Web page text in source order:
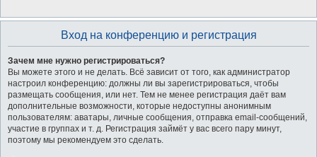
Вход на конференцию и регистрация
Зачем мне нужно регистрироваться?
Вы можете этого и не делать. Всё зависит от того, как администратор
настроил конференцию: должны ли вы зарегистрироваться, чтобы
размещать сообщения, или нет. Тем не менее регистрация даёт вам
дополнительные возможности, которые недоступны анонимным
пользователям: аватары, личные сообщения, отправка email-сообщений,
участие в группах и т. д. Регистрация займёт у вас всего пару минут,
поэтому мы рекомендуем это сделать.